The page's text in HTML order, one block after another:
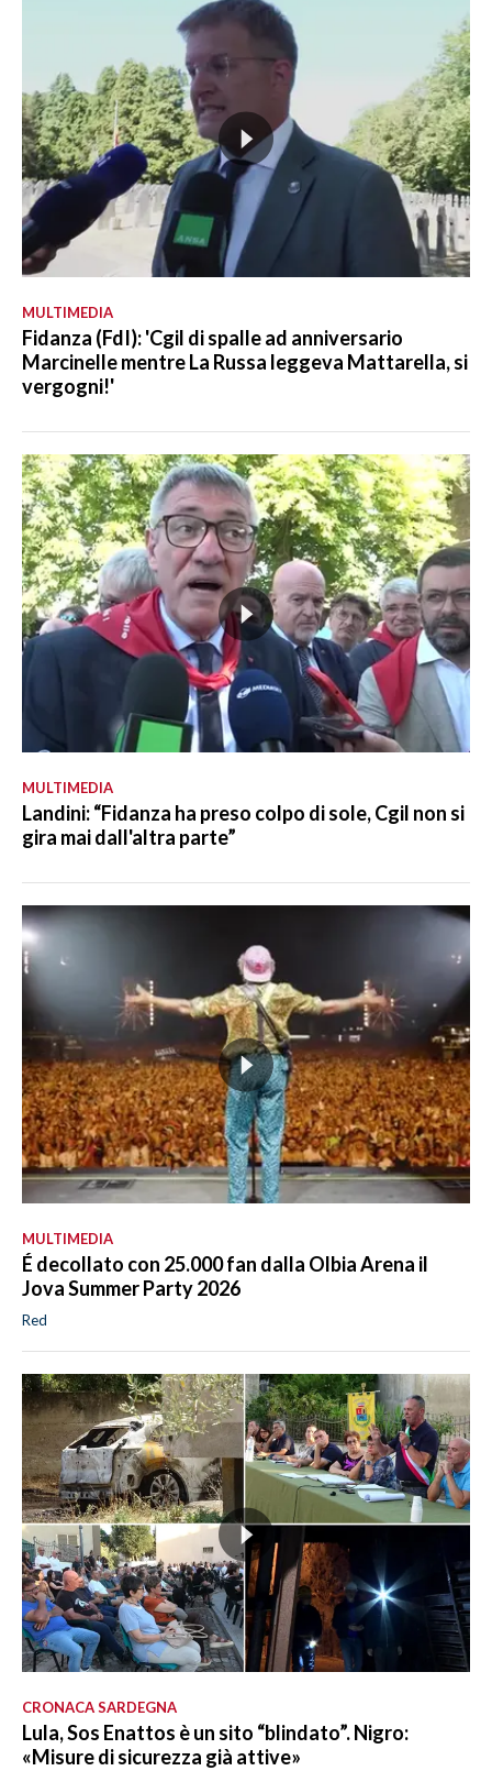
MULTIMEDIA
Fidanza (FdI): 'Cgil di spalle ad anniversario
Marcinelle mentre La Russa leggeva Mattarella, si
vergogni!'
MULTIMEDIA
Landini: “Fidanza ha preso colpo di sole, Cgil non si
gira mai dall'altra parte”
MULTIMEDIA
É decollato con 25.000 fan dalla Olbia Arena il
Jova Summer Party 2026
Red
CRONACA SARDEGNA
Lula, Sos Enattos è un sito “blindato”. Nigro:
«Misure di sicurezza già attive»